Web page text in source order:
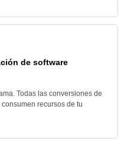
de software
Todas las conversiones de
recursos de tu